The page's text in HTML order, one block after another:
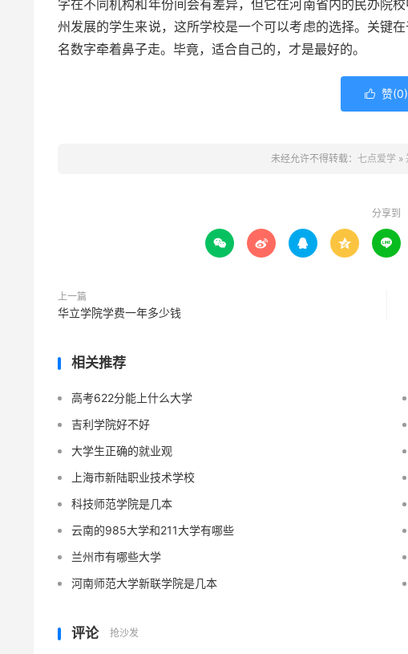
字在不同机构和年份间会有差异，但它在河南省内的民办院
州发展的学生来说，这所学校是一个可以考虑的选择。关键
名数字牵着鼻子走。毕竟，适合自己的，才是最好的。
 赞(0)
未经允许不得转载： 七点爱学 »
分享到
    
上一篇
华立学院学费一年多少钱
相关推荐
高考622分能上什么大学
吉利学院好不好
大学生正确的就业观
上海市新陆职业技术学校
科技师范学院是几本
云南的985大学和211大学有哪些
兰州市有哪些大学
河南师范大学新联学院是几本
评论 抢沙发